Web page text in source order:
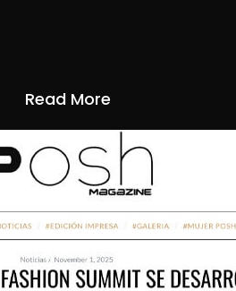
Read More